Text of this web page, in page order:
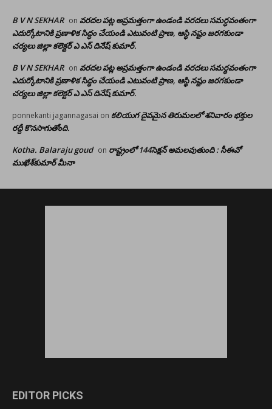
B V N SEKHAR on వరదల పట్ల అప్రమత్తంగా ఉండండి వరదలు సమర్ధవంతంగా
ఎదుర్కోటానికి ప్రణాళిక సిద్ధం చేయండి ఎటువంటి ప్రాణ, ఆస్థి నష్టం జరగకుండా
చర్యలు జిల్లా కలెక్టర్ ఎ ఎస్ దినేష్ కుమార్.
B V N SEKHAR on వరదల పట్ల అప్రమత్తంగా ఉండండి వరదలు సమర్ధవంతంగా
ఎదుర్కోటానికి ప్రణాళిక సిద్ధం చేయండి ఎటువంటి ప్రాణ, ఆస్థి నష్టం జరగకుండా
చర్యలు జిల్లా కలెక్టర్ ఎ ఎస్ దినేష్ కుమార్.
ponnekanti jagannagasai on కలియుగ దైవమైన తిరుమలలో శనివారం భక్తుల
రద్దీ కొనసాగుతోంది.
Kotha. Balaraju goud on రాష్ట్రంలో 144సెక్షన్ అమలవుతుంది : సీఈవో
ముఖేశ్‌కుమార్‌ మీనా
EDITOR PICKS